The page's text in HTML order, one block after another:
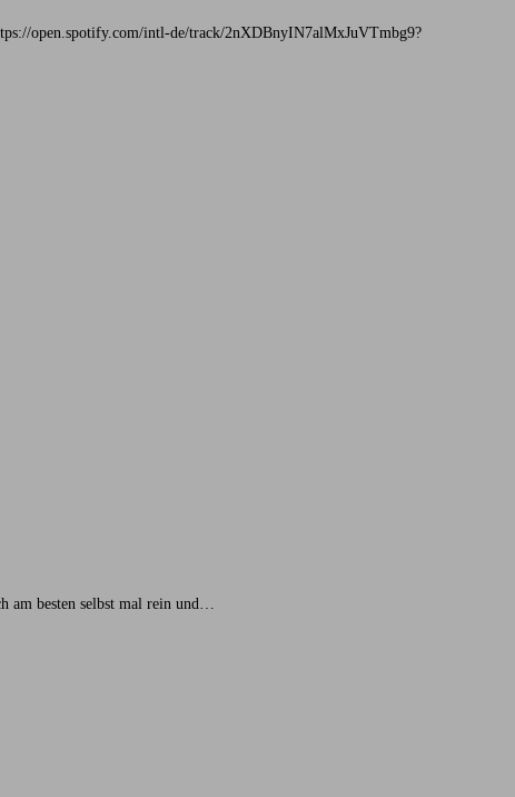
open.spotify.com/intl-de/track/2nXDBnyIN7alMxJuVTmbg9?
am besten selbst mal rein und…